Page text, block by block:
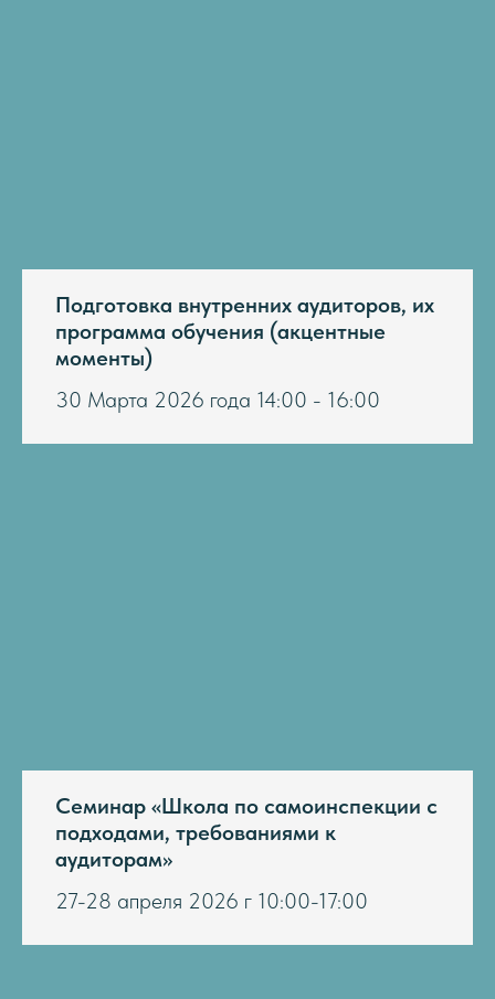
Подготовка внутренних аудиторов, их
программа обучения (акцентные
моменты)
30 Марта 2026 года 14:00 - 16:00
Семинар «Школа по самоинспекции с
подходами, требованиями к
аудиторам»
27-28 апреля 2026 г 10:00-17:00